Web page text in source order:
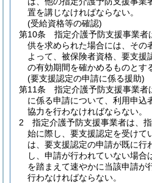
置を講じなければならない。
(受給資格等の確認)
第10条
指定介護予防支援事業者
供を求められた場合には、その
よって、被保険者資格、要支援
の有効期間を確かめるものとす
(要支援認定の申請に係る援助)
第11条
指定介護予防支援事業者
に係る申請について、利用申込
協力を行わなければならない。
2
指定介護予防支援事業者は、
始に際し、要支援認定を受けて
は、要支援認定の申請が既に行
し、申請が行われていない場合
を踏まえて速やかに当該申請が
行わなければならない。